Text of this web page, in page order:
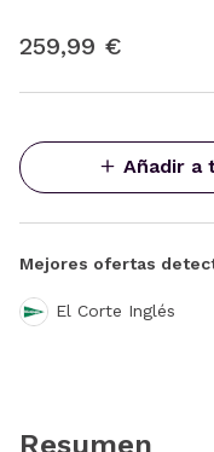
259,99 €
Añadir a
Mejores ofertas
El Corte Inglés
Resumen